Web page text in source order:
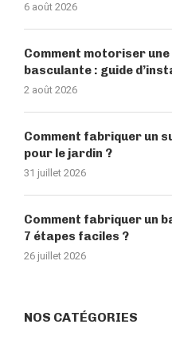
6 août 2026
Comment motoriser
basculante : guide
2 août 2026
Comment fabriquer un
pour le jardin ?
31 juillet 2026
Comment fabriquer un
7 étapes faciles ?
26 juillet 2026
NOS CATÉGORIES